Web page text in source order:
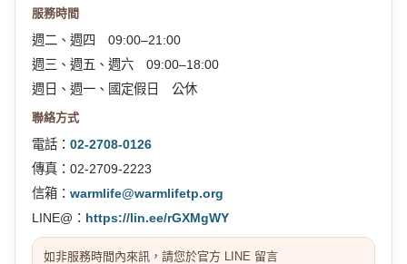
服務時間
週二、週四 09:00–21:00
週三、週五、週六 09:00–18:00
週日、週一、國定假日 公休
聯絡方式
電話： 02-2708-0126
傳真：02-2709-2223
信箱： warmlife@warmlifetp.org
LINE@： https://lin.ee/rGXMgWY
如非服務時間內來訊，請您於官方 LINE 留言